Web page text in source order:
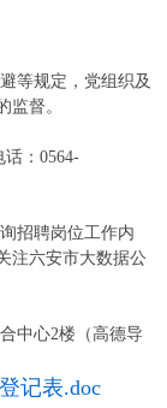
等规定，党组织及
监督。
话：0564-
招聘岗位工作内
注六安市大数据公
中心2楼（高德导
记表.doc